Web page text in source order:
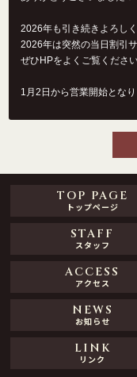
2026年も引き続きよろし
2026年は突然の当日割引
ぜひHPをよくご覧くださ
1月2日から営業開始となり
TOP PAGE
トップページ
STAFF
スタッフ
ACCESS
アクセス
NEWS
お知らせ
LINK
リンク